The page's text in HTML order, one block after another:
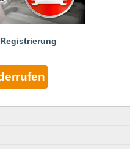
Registrierung